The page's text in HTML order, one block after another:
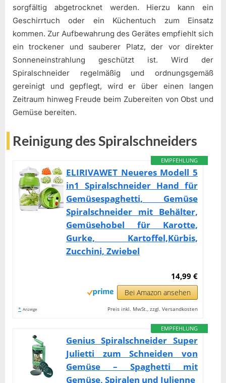
sorgfältig abgetrocknet werden. Hierzu kann ein
Geschirrtuch oder ein Küchentuch zum Einsatz
kommen. Zur Aufbewahrung des Gerätes empfiehlt sich
ein trockener und sauberer Platz, der vor direkter
Sonneneinstrahlung geschützt ist. Wird der
Spiralschneider regelmäßig und ordnungsgemäß
gereinigt und gepflegt, wird er über einen langen
Zeitraum hinweg Freude beim Zubereiten von Obst und
Gemüse bereiten.
Reinigung des Spiralschneiders
EMPFEHLUNG
ELIRIVAWET Neueres Modell 5
in1 Spiralschneider Hand für
Gemüsespaghetti, Gemüse
Spiralschneider mit Behälter,
Gemüsehobel für Karotte,
Gurke, Kartoffel,Kürbis,
Zucchini, Zwiebel
14,99 €
Bei Amazon ansehen
* Anzeige Preis inkl. MwSt., zzgl. Versandkosten
EMPFEHLUNG
Genius Spiralschneider Super
Julietti zum Schneiden von
Gemüse – Spaghetti mit
Gemüse, Spiralen und Julienne